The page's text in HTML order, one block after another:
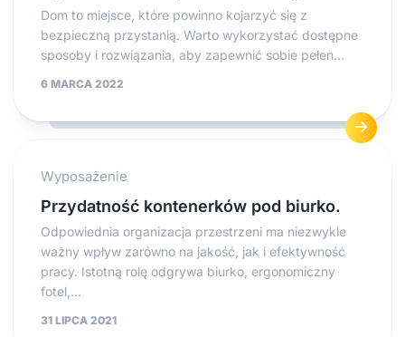
Dom to miejsce, które powinno kojarzyć się z
bezpieczną przystanią. Warto wykorzystać dostępne
sposoby i rozwiązania, aby zapewnić sobie pełen...
6 MARCA 2022
Wyposażenie
Przydatność kontenerków pod biurko.
Odpowiednia organizacja przestrzeni ma niezwykle
ważny wpływ zarówno na jakość, jak i efektywność
pracy. Istotną rolę odgrywa biurko, ergonomiczny
fotel,...
31 LIPCA 2021